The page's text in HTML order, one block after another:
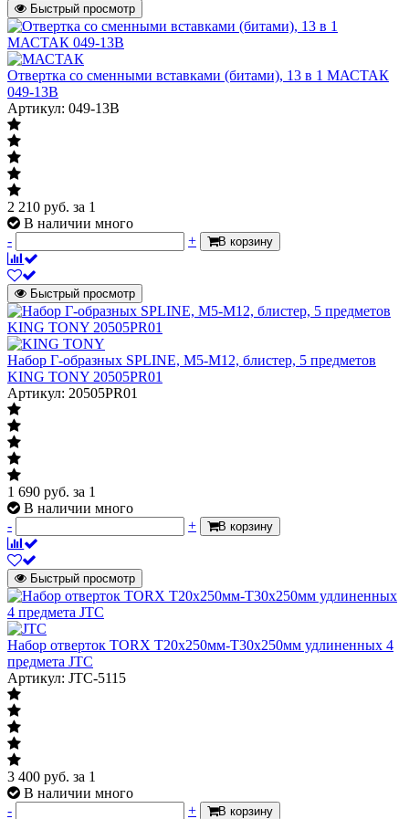
Быстрый просмотр
Отвертка со сменными вставками (битами), 13 в 1 МАСТАК
049-13B
Артикул: 049-13B
2 210 руб. за 1
В наличии много
-
+ В корзину
Быстрый просмотр
Набор Г-образных SPLINE, M5-M12, блистер, 5 предметов
KING TONY 20505PR01
Артикул: 20505PR01
1 690 руб. за 1
В наличии много
-
+ В корзину
Быстрый просмотр
Набор отверток TORX T20х250мм-Т30х250мм удлиненных 4
предмета JTC
Артикул: JTC-5115
3 400 руб. за 1
В наличии много
-
+ В корзину